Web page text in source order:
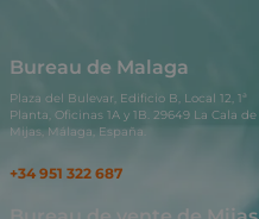
Bureau de Malaga
Plaza del Bulevar, Edificio B, Local 12, 1ª
Planta, Oficinas 1A y 1B. 29649 La Cala de
Mijas, Málaga, España.
+34 951 322 687